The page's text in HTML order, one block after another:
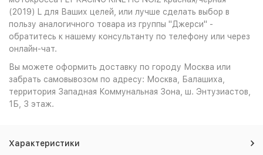
(2019) L для Ваших целей, или лучше сделать выбор в
пользу аналогичного товара из группы "Джерси" -
обратитесь к нашему консультанту по телефону или через
онлайн-чат.
Вы можете оформить доставку по городу Москва или
забрать самовывозом по адресу: Москва, Балашиха,
территория Западная Коммунальная Зона, ш. Энтузиастов,
1Б, 3 этаж.
Характеристики